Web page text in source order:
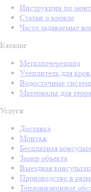
Инструкции по
Статьи о кровле
Часто задаваемые
Каталог
Металлочерепица
Утеплитель для
Водосточные
Материалы для
Услуги
Доставка
Монтаж
Бесплатная
Замер объекта
Выездная
Производство в
Тепловизионное